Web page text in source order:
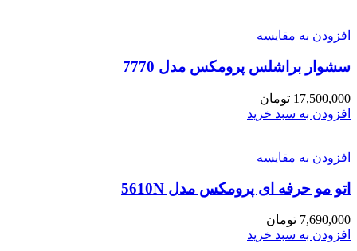
افزودن به مقایسه
سشوار براشلس پرومکس مدل 7770
17,500,000 تومان
افزودن به سبد خرید
افزودن به مقایسه
اتو مو حرفه ای پرومکس مدل 5610N
7,690,000 تومان
افزودن به سبد خرید